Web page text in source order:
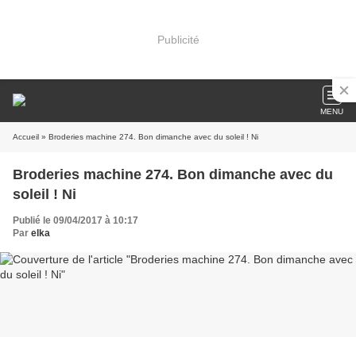
Publicité
MENU
Accueil » Broderies machine 274. Bon dimanche avec du soleil ! Ni
Broderies machine 274. Bon dimanche avec du
soleil ! Ni
Publié le 09/04/2017 à 10:17
Par elka